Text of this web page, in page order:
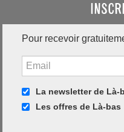
Pour recevoir
La newsletter de Là-
Les offres de Là-bas